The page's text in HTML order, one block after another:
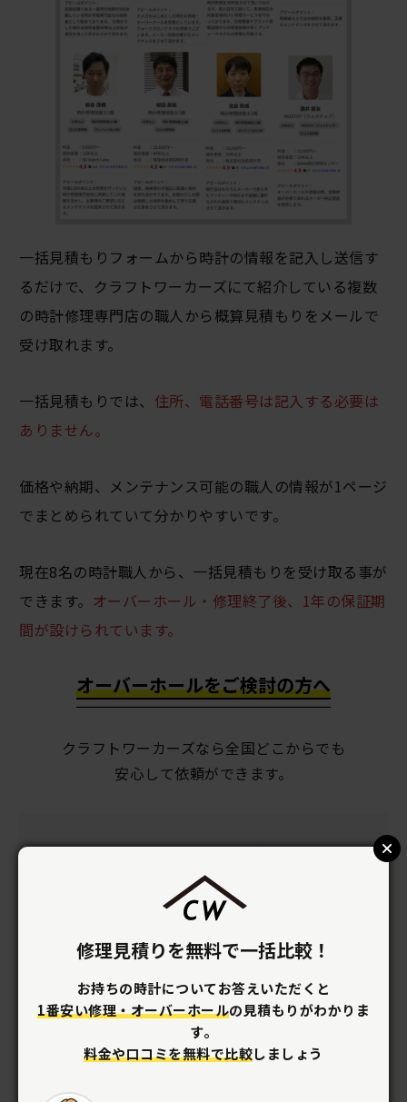
一括見積もりフォームから時計の情報を記入し送信す
るだけで、クラフトワーカーズにて紹介している複数
の時計修理専門店の職人から概算見積もりをメールで
受け取れます。
一括見積もりでは、 住所、電話番号は記入する必要は
ありません。
価格や納期、メンテナンス可能の職人の情報が1ページ
でまとめられていて分かりやすいです。
現在8名の時計職人から、一括見積もりを受け取る事が
できます。 オーバーホール・修理終了後、1年の保証期
間が設けられています。
オーバーホールをご検討の方へ
クラフトワーカーズなら全国どこからでも
安心して依頼ができます。
クラフトワーカーズの特徴
職人全員に一括見積りで料金比較が
安心して依頼ができる
修理見積りを無料で一括比較！
お持ちの時計についてお答えいただくと
1番安い修理・オーバーホールの見積もりがわかりま
す。
料金や口コミを無料で比較しましょう